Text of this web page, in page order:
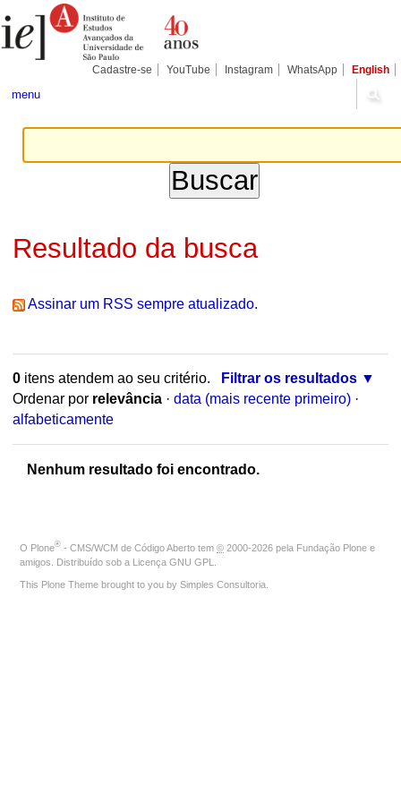
para
conteúdo.
Pessoais
Cadastre-se YouTube Instagram WhatsApp English
menu
Resultado da busca
Assinar um RSS sempre atualizado.
0itens atendem ao seu critério.
Filtrar os resultados
Ordenar por relevância · data (mais recente primeiro) ·
alfabeticamente
Nenhum resultado foi encontrado.
O Plone® - CMS/WCM de Código Aberto tem © 2000-2026 pela Fundação Plone e
amigos. Distribuído sob a Licença GNU GPL
This Plone Theme brought to you by Simples Consultoria